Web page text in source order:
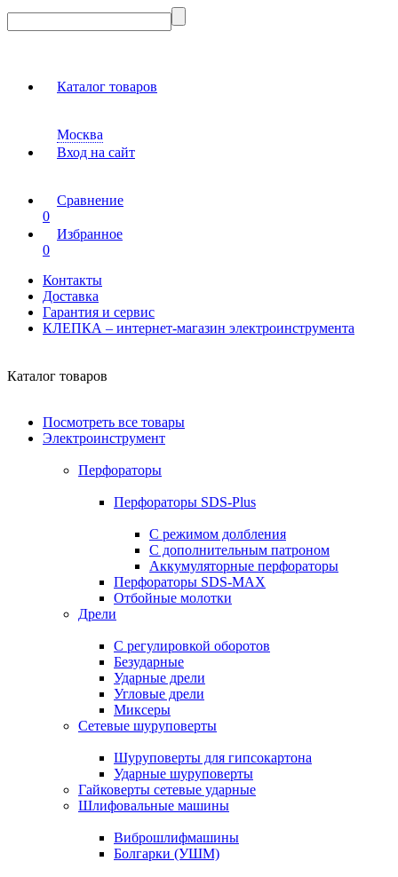
Каталог товаров
Москва
Вход на сайт
Сравнение
0
Избранное
0
Контакты
Доставка
Гарантия и сервис
КЛЕПКА – интернет-магазин электроинструмента
Каталог товаров
Посмотреть все товары
Электроинструмент
Перфораторы
Перфораторы SDS-Plus
С режимом долбления
С дополнительным патроном
Аккумуляторные перфораторы
Перфораторы SDS-MAX
Отбойные молотки
Дрели
С регулировкой оборотов
Безударные
Ударные дрели
Угловые дрели
Миксеры
Сетевые шуруповерты
Шуруповерты для гипсокартона
Ударные шуруповерты
Гайковерты сетевые ударные
Шлифовальные машины
Виброшлифмашины
Болгарки (УШМ)